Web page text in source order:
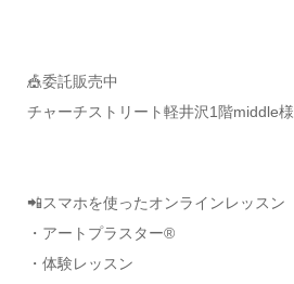
️🎪委託販売中
チャーチストリート軽井沢1階middle様
📲スマホを使ったオンラインレッスン
・アートプラスター®
・体験レッスン